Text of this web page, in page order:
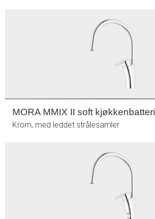
MORA MMIX II soft kjøkkenbatteri
Krom, med leddet strålesamler